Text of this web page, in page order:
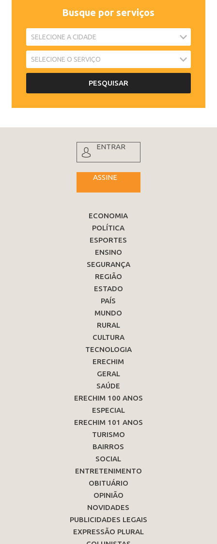
Busque por serviços
ENTRAR
ASSINE
ECONOMIA
POLÍTICA
ESPORTES
ENSINO
SEGURANÇA
REGIÃO
ESTADO
PAÍS
MUNDO
RURAL
CULTURA
TECNOLOGIA
ERECHIM
GERAL
SAÚDE
ERECHIM 100 ANOS
ESPECIAL
ERECHIM 101 ANOS
TURISMO
BAIRROS
SOCIAL
ENTRETENIMENTO
OBITUÁRIO
OPINIÃO
NOVIDADES
PUBLICIDADES LEGAIS
EXPRESSÃO PLURAL